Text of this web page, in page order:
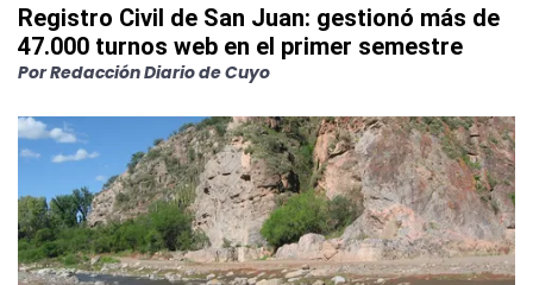
Registro Civil de San Juan: gestionó más de
47.000 turnos web en el primer semestre
PorRedacción Diario de Cuyo